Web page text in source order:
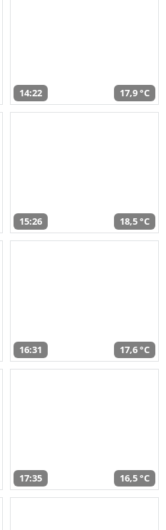
14:22 17,9 °C
15:26 18,5 °C
16:31 17,6 °C
17:35 16,5 °C